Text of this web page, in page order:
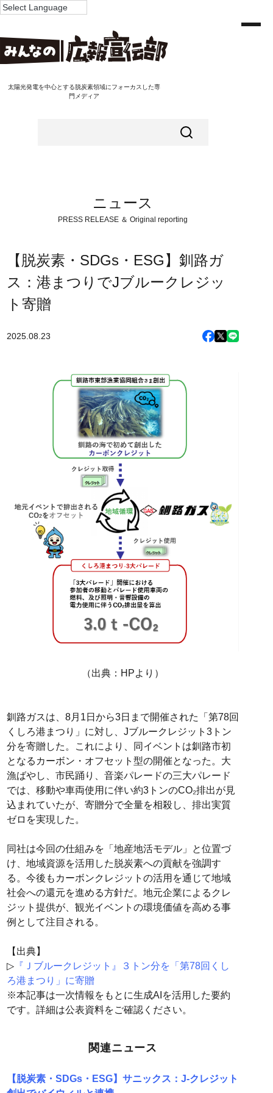
太陽光発電を中心とする脱炭素領域にフォーカスした専
門メディア
ニュース
PRESS RELEASE ＆ Original reporting
【脱炭素・SDGs・ESG】釧路ガ
ス：港まつりでJブルークレジッ
ト寄贈
2025.08.23
（出典：HPより）
釧路ガスは、8月1日から3日まで開催された「第78回
くしろ港まつり」に対し、Jブルークレジット3トン
分を寄贈した。これにより、同イベントは釧路市初
となるカーボン・オフセット型の開催となった。大
漁ばやし、市民踊り、音楽パレードの三大パレード
では、移動や車両使用に伴い約3トンのCO₂排出が見
込まれていたが、寄贈分で全量を相殺し、排出実質
ゼロを実現した。
同社は今回の仕組みを「地産地活モデル」と位置づ
け、地域資源を活用した脱炭素への貢献を強調す
る。今後もカーボンクレジットの活用を通じて地域
社会への還元を進める方針だ。地元企業によるクレ
ジット提供が、観光イベントの環境価値を高める事
例として注目される。
【出典】
▷『Ｊブルークレジット』３トン分を「第78回くし
ろ港まつり」に寄贈
※本記事は一次情報をもとに生成AIを活用した要約
です。詳細は公表資料をご確認ください。
関連ニュース
【脱炭素・SDGs・ESG】サニックス：J-クレジット